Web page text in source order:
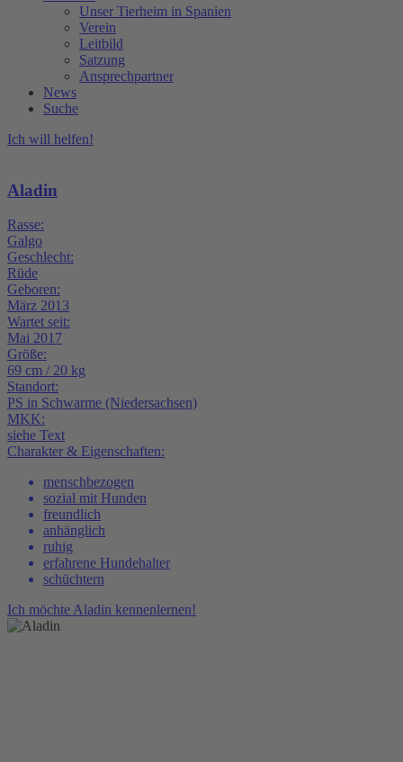
Unser Tierheim in Spanien
Verein
Leitbild
Satzung
Ansprechpartner
News
Suche
Ich will helfen!
Aladin
Rasse:
Galgo
Geschlecht:
Rüde
Geboren:
März 2013
Wartet seit:
Mai 2017
Größe:
69 cm / 20 kg
Standort:
PS in Schwarme (Niedersachsen)
MKK:
siehe Text
Charakter & Eigenschaften:
menschbezogen
sozial mit Hunden
freundlich
anhänglich
ruhig
erfahrene Hundehalter
schüchtern
Ich möchteAladin kennenlernen!